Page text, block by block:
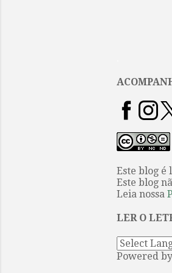
Este blog é
Este blog
Leia nossa
LER O
Powered by